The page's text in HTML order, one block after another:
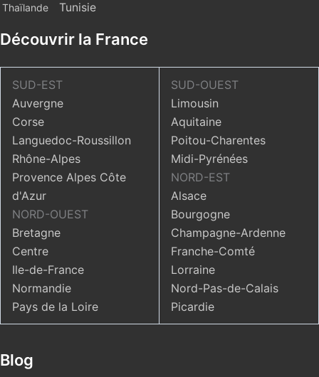
Thaïlande Tunisie
Découvrir la France
SUD-EST
Auvergne
Corse
Languedoc-Roussillon
Rhône-Alpes
Provence Alpes Côte
d'Azur
NORD-OUEST
Bretagne
Centre
Ile-de-France
Normandie
Pays de la Loire
SUD-OUEST
Limousin
Aquitaine
Poitou-Charentes
Midi-Pyrénées
NORD-EST
Alsace
Bourgogne
Champagne-Ardenne
Franche-Comté
Lorraine
Nord-Pas-de-Calais
Picardie
Blog